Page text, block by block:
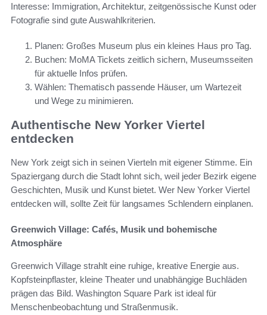
Interesse: Immigration, Architektur, zeitgenössische Kunst oder
Fotografie sind gute Auswahlkriterien.
Planen: Großes Museum plus ein kleines Haus pro Tag.
Buchen: MoMA Tickets zeitlich sichern, Museumsseiten
für aktuelle Infos prüfen.
Wählen: Thematisch passende Häuser, um Wartezeit
und Wege zu minimieren.
Authentische New Yorker Viertel
entdecken
New York zeigt sich in seinen Vierteln mit eigener Stimme. Ein
Spaziergang durch die Stadt lohnt sich, weil jeder Bezirk eigene
Geschichten, Musik und Kunst bietet. Wer New Yorker Viertel
entdecken will, sollte Zeit für langsames Schlendern einplanen.
Greenwich Village: Cafés, Musik und bohemische
Atmosphäre
Greenwich Village strahlt eine ruhige, kreative Energie aus.
Kopfsteinpflaster, kleine Theater und unabhängige Buchläden
prägen das Bild. Washington Square Park ist ideal für
Menschenbeobachtung und Straßenmusik.